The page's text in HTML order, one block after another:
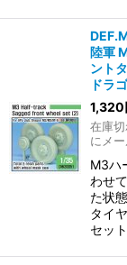
陸軍
ント
ドラ
1,320
在庫
にメ
M3ハ
わせ
た状
タイ
セッ